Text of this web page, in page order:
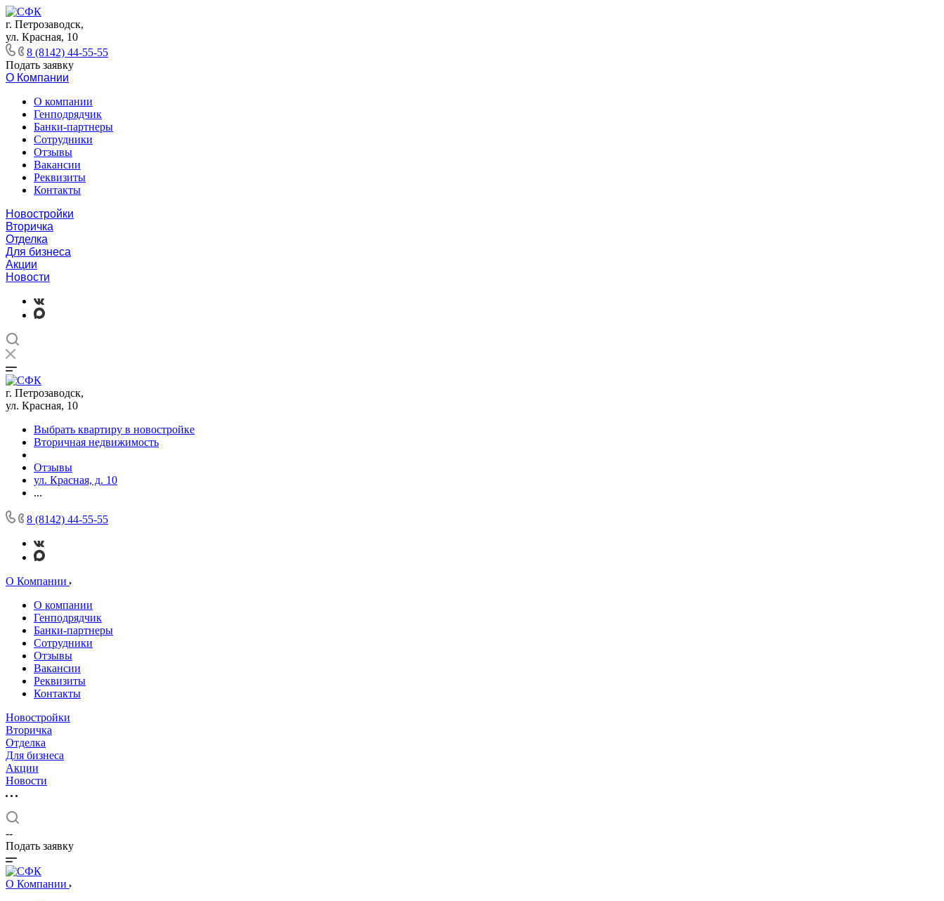
г. Петрозаводск,
ул. Красная, 10
8 (8142) 44-55-55
Подать заявку
О Компании
О компании
Генподрядчик
Банки-партнеры
Сотрудники
Отзывы
Вакансии
Реквизиты
Контакты
Новостройки
Вторичка
Отделка
Для бизнеса
Акции
Новости
г. Петрозаводск,
ул. Красная, 10
Выбрать квартиру в новостройке
Вторичная недвижимость
Отзывы
ул. Красная, д. 10
...
8 (8142) 44-55-55
О Компании
О компании
Генподрядчик
Банки-партнеры
Сотрудники
Отзывы
Вакансии
Реквизиты
Контакты
Новостройки
Вторичка
Отделка
Для бизнеса
Акции
Новости
--
Подать заявку
О Компании